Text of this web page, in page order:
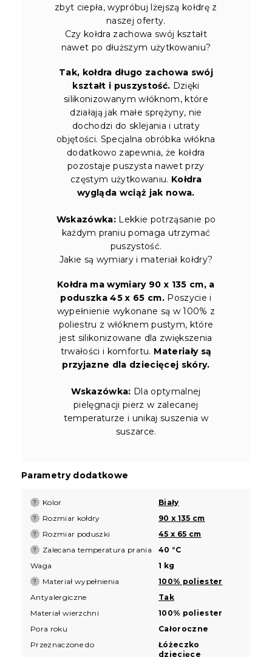
zbyt ciepła, wypróbuj lżejszą kołdrę z
naszej oferty.
Czy kołdra zachowa swój kształt
nawet po dłuższym użytkowaniu?
Tak, kołdra długo zachowa swój
kształt i puszystość. Dzięki
silikonizowanym włóknom, które
działają jak małe sprężyny, nie
dochodzi do sklejania i utraty
objętości. Specjalna obróbka włókna
dodatkowo zapewnia, że kołdra
pozostaje puszysta nawet przy
częstym użytkowaniu. Kołdra
wygląda wciąż jak nowa.
Wskazówka: Lekkie potrząsanie po
każdym praniu pomaga utrzymać
puszystość.
Jakie są wymiary i materiał kołdry?
Kołdra ma wymiary 90 x 135 cm, a
poduszka 45 x 65 cm. Poszycie i
wypełnienie wykonane są w 100% z
poliestru z włóknem pustym, które
jest silikonizowane dla zwiększenia
trwałości i komfortu. Materiały są
przyjazne dla dziecięcej skóry.
Wskazówka: Dla optymalnej
pielęgnacji pierz w zalecanej
temperaturze i unikaj suszenia w
suszarce.
Parametry dodatkowe
? Kolor Biały
? Rozmiar kołdry 90 x 135 cm
? Rozmiar poduszki 45 x 65 cm
? Zalecana temperatura prania
40 °C
Waga
1 kg
? Materiał wypełnienia
100% poliester
Antyalergiczne
Tak
Materiał wierzchni
100% poliester
Pora roku
Całoroczne
Przeznaczone do
Łóżeczko
dziecięce